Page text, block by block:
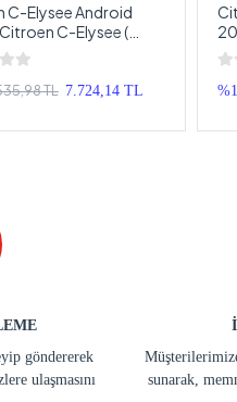
C-Elysee Android
C-Elysee (
) Oem Android
– Citroen C-
Double Teyp
TL 7.724,14 TL
göndererek
ulaşmasını
sunarak,